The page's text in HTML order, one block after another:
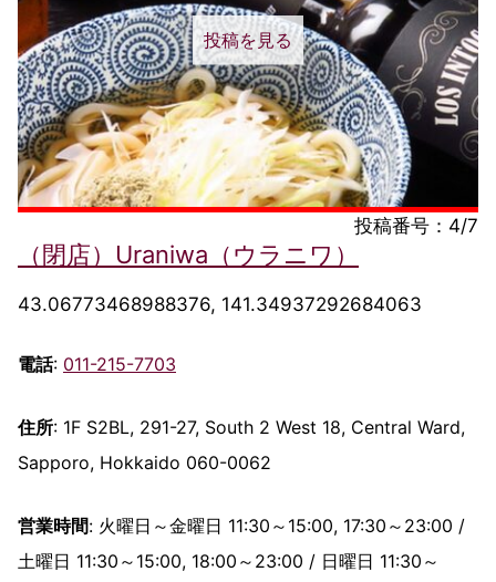
投稿を見る
投稿番号：4/7
（閉店）Uraniwa（ウラニワ）
43.06773468988376, 141.34937292684063
電話: 011-215-7703
住所: 1F S2BL, 291-27, South 2 West 18, Central Ward,
Sapporo, Hokkaido 060-0062
営業時間: 火曜日～金曜日 11:30～15:00, 17:30～23:00 /
土曜日 11:30～15:00, 18:00～23:00 / 日曜日 11:30～